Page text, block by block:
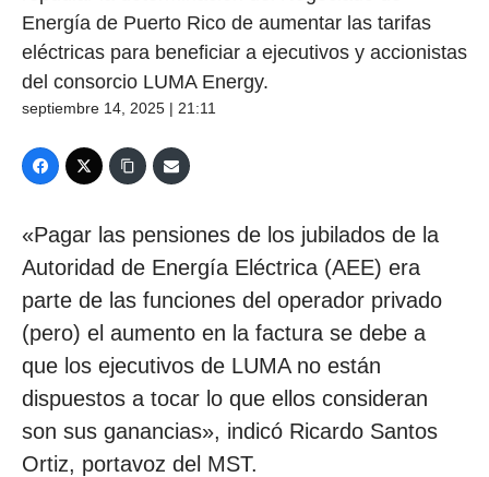
Energía de Puerto Rico de aumentar las tarifas
eléctricas para beneficiar a ejecutivos y accionistas
del consorcio LUMA Energy.
septiembre 14, 2025 | 21:11
«Pagar las pensiones de los jubilados de la
Autoridad de Energía Eléctrica (AEE) era
parte de las funciones del operador privado
(pero) el aumento en la factura se debe a
que los ejecutivos de LUMA no están
dispuestos a tocar lo que ellos consideran
son sus ganancias», indicó Ricardo Santos
Ortiz, portavoz del MST.